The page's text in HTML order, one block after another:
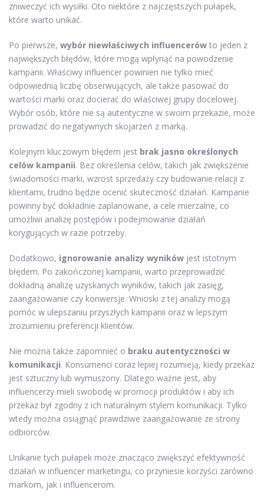
zniweczyć ich wysiłki. Oto niektóre z najczęstszych pułapek,
które warto unikać.
Po pierwsze, wybór niewłaściwych influencerów to jeden z
największych błędów, które mogą wpłynąć na powodzenie
kampanii. Właściwy influencer powinien nie tylko mieć
odpowiednią liczbę obserwujących, ale także pasować do
wartości marki oraz docierać do właściwej grupy docelowej.
Wybór osób, które nie są autentyczne w swoim przekazie, może
prowadzić do negatywnych skojarzeń z marką.
Kolejnym kluczowym błędem jest brak jasno określonych
celów kampanii. Bez określenia celów, takich jak zwiększenie
świadomości marki, wzrost sprzedaży czy budowanie relacji z
klientami, trudno będzie ocenić skuteczność działań. Kampanie
powinny być dokładnie zaplanowane, a cele mierzalne, co
umożliwi analizę postępów i podejmowanie działań
korygujących w razie potrzeby.
Dodatkowo, ignorowanie analizy wyników jest istotnym
błędem. Po zakończonej kampanii, warto przeprowadzić
dokładną analizę uzyskanych wyników, takich jak zasięg,
zaangażowanie czy konwersje. Wnioski z tej analizy mogą
pomóc w ulepszaniu przyszłych kampanii oraz w lepszym
zrozumieniu preferencji klientów.
Nie można także zapomnieć o braku autentyczności w
komunikacji. Konsumenci coraz lepiej rozumieją, kiedy przekaz
jest sztuczny lub wymuszony. Dlatego ważne jest, aby
influencerzy mieli swobodę w promocji produktów i aby ich
przekaz był zgodny z ich naturalnym stylem komunikacji. Tylko
wtedy można osiągnąć prawdziwe zaangażowanie ze strony
odbiorców.
Unikanie tych pułapek może znacząco zwiększyć efektywność
działań w influencer marketingu, co przyniesie korzyści zarówno
markom, jak i influencerom.